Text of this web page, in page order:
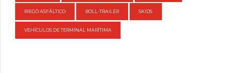
RIEGO ASFÁLTICO ROLL-TRAILER SKIDS
VEHÍCULOS DE TERMINAL MARÍTIMA